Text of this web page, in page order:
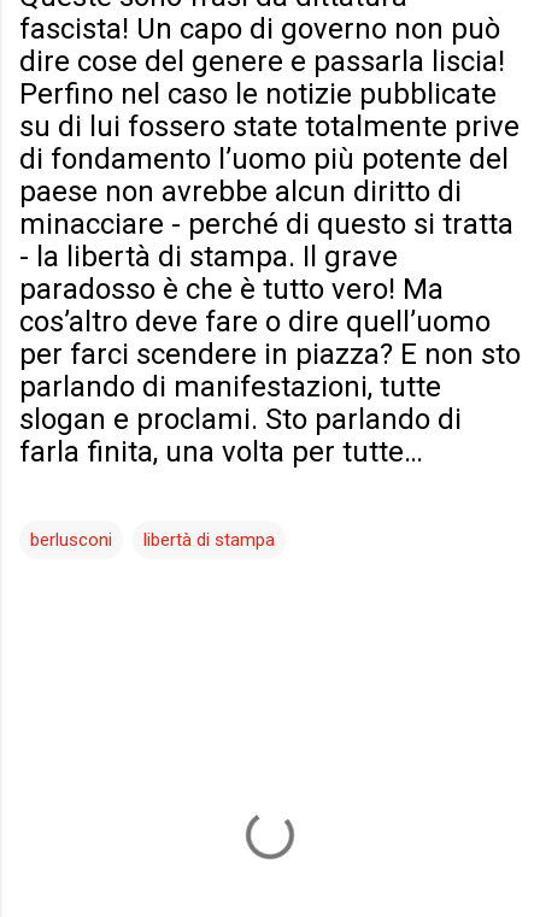
fascista! Un capo di governo non può
dire cose del genere e passarla liscia!
Perfino nel caso le notizie pubblicate
su di lui fossero state totalmente prive
di fondamento l’uomo più potente del
paese non avrebbe alcun diritto di
minacciare - perché di questo si tratta
- la libertà di stampa. Il grave
paradosso è che è tutto vero! Ma
cos’altro deve fare o dire quell’uomo
per farci scendere in piazza? E non sto
parlando di manifestazioni, tutte
slogan e proclami. Sto parlando di
farla finita, una volta per tutte…
berlusconi libertà di stampa